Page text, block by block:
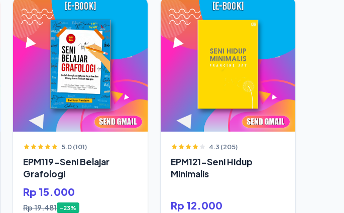
5.0 (101)
EPM119-Seni Belajar
Grafologi
Rp 15.000
Rp 19.481 -23%
4.3 (205)
EPM121-Seni Hidup
Minimalis
Rp 12.000